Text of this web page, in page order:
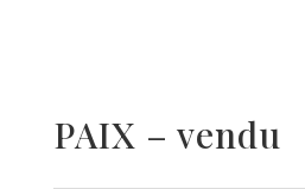
PAIX – vendu